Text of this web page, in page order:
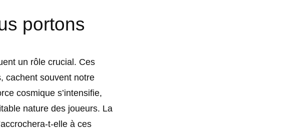
portons
un rôle crucial. Ces
cachent souvent notre
cosmique s’intensifie,
nature des joueurs. La
t-elle à ces